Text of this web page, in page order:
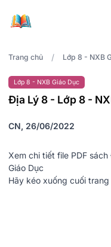
Trang chủ / Lớp 8 - NXB
Lớp 8 - NXB Giáo Dục
Địa Lý 8 - Lớp 8 -
CN, 26/06/2022
Xem chi tiết file PDF
Giáo Dục
Hãy kéo xuống cuối